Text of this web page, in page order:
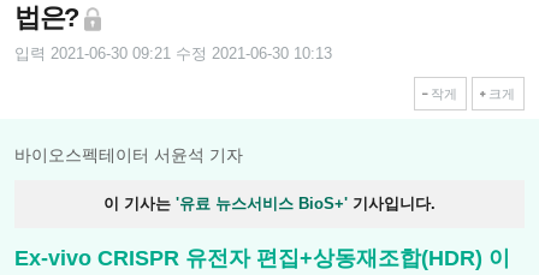
법은?
입력 2021-06-30 09:21 수정 2021-06-30 10:13
작게 크게
바이오스펙테이터 서윤석 기자
이 기사는 '유료 뉴스서비스 BioS+' 기사입니다.
Ex-vivo CRISPR 유전자 편집+상동재조합(HDR) 이